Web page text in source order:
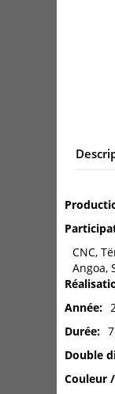
CNC,
Angoa,
Année
Durée
Double
Couleur